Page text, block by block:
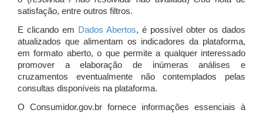
satisfação, entre outros filtros.
E clicando em Dados Abertos, é possível obter os dados
atualizados que alimentam os indicadores da plataforma,
em formato aberto, o que permite a qualquer interessado
promover a elaboração de inúmeras análises e
cruzamentos eventualmente não contemplados pelas
consultas disponíveis na plataforma.
O Consumidor.gov.br fornece informações essenciais à